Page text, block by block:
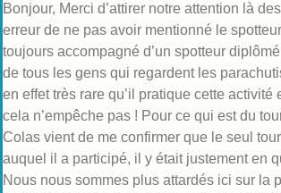
Bonjour, Merci d’attirer notre attention là
erreur de ne pas avoir mentionné le
toujours accompagné d’un spotteur
de tous les gens qui regardent les
en effet très rare qu’il pratique cette activité
cela n’empêche pas ! Pour ce qui est du
Colas vient de me confirmer que le seul
auquel il a participé, il y était justement en
Nous nous sommes plus attardés ici sur la